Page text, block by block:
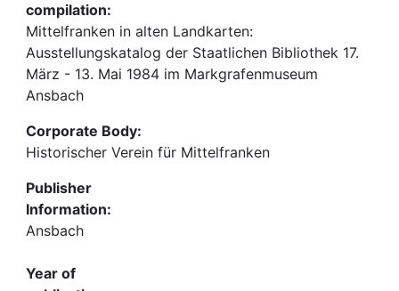
compilation:
Mittelfranken in alten Landkarten:
Ausstellungskatalog der Staatlichen Bibliothek 17.
März - 13. Mai 1984 im Markgrafenmuseum
Ansbach
Corporate Body:
Historischer Verein für Mittelfranken
Publisher
Information:
Ansbach
Year of